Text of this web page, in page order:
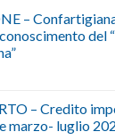
–
del
–
Confartigianato,
– Credito
marzo- luglio